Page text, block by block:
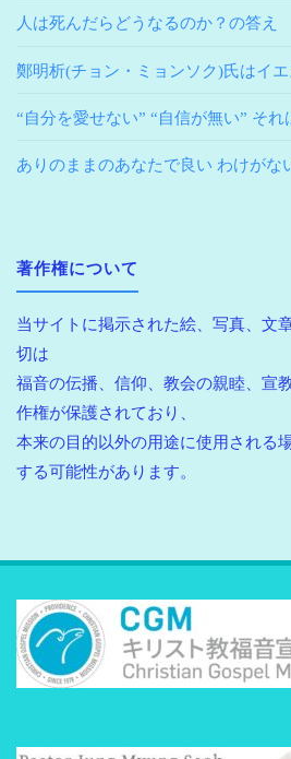
人は死んだらどうなるのか？の答え
鄭明析(チョン・ミョンソク)氏はイ
“自分を愛せない” “自信が無い” そ
ありのままのあなたで良い わけがな
著作権について
当サイトに掲示された絵、写真、文
切は
福音の伝播、信仰、教会の親睦、宣
作権が保護されており、
本来の目的以外の用途に使用される
する可能性があります。